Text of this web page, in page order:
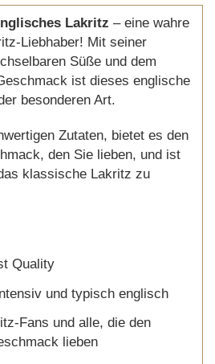
Lakritz – eine wahre
Liebhaber! Mit seiner
Süße und dem
ist dieses englische
besonderen Art.
Zutaten, bietet es den
den Sie lieben, und ist
klassische Lakritz zu
Quality
und typisch englisch
Fans und alle, die den
lieben